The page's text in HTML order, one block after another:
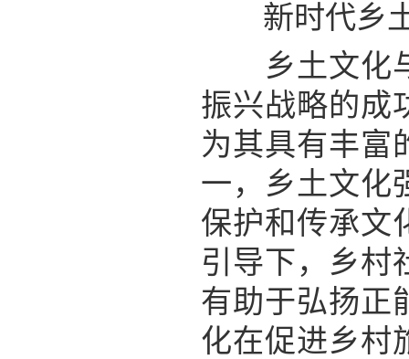
新时代乡土
乡土文化与
振兴战略的成
为其具有丰富
一，乡土文化
保护和传承文
引导下，乡村
有助于弘扬正
化在促进乡村